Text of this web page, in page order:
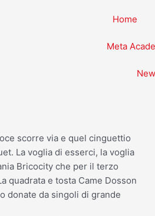
Home
Meta
scorre via e quel cinguettio
La voglia di esserci, la voglia
Bricocity che per il terzo
quadrata e tosta Came Dosson
donate da singoli di grande